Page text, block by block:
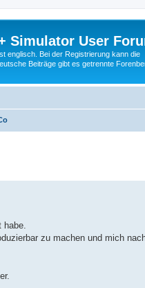
Simulator User
englisch. Bei der Registrierung kann die
Beiträge gibt es getrennte
zu machen und mich